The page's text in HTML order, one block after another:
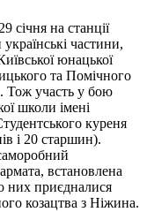
січня на станції
частини,
юнацької
та Помічного
Тож участь у бою
школи імені
куреня
і 20 старшин).
встановлена
них приєдналися
козацтва з Ніжина.